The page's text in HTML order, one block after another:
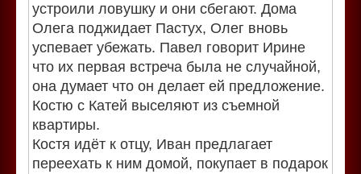
устроили ловушку и они сбегают. Дома
Олега поджидает Пастух, Олег вновь
успевает убежать. Павел говорит Ирине
что их первая встреча была не случайной,
она думает что он делает ей предложение.
Костю с Катей выселяют из съемной
квартиры.
Костя идёт к отцу, Иван предлагает
переехать к ним домой, покупает в подарок